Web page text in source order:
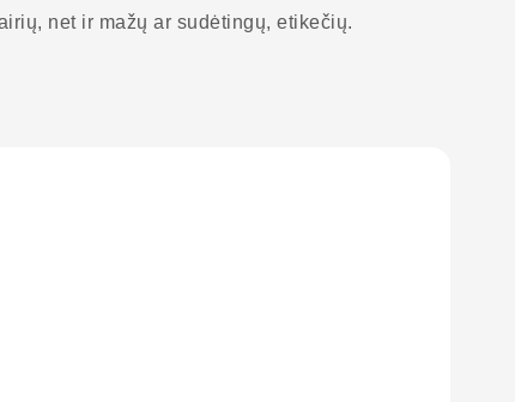
net ir mažų ar sudėtingų, etikečių.